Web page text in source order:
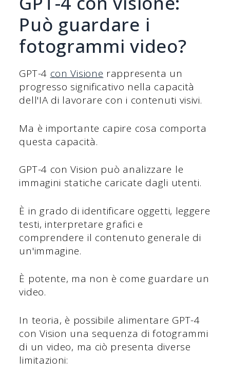
Può guardare i
fotogrammi video?
GPT-4 con Visione rappresenta un
progresso significativo nella capacità
dell'IA di lavorare con i contenuti visivi.
Ma è importante capire cosa comporta
questa capacità.
GPT-4 con Vision può analizzare le
immagini statiche caricate dagli utenti.
È in grado di identificare oggetti, leggere
testi, interpretare grafici e
comprendere il contenuto generale di
un'immagine.
È potente, ma non è come guardare un
video.
In teoria, è possibile alimentare GPT-4
con Vision una sequenza di fotogrammi
di un video, ma ciò presenta diverse
limitazioni: